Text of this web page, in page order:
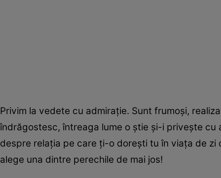
Privim la vedete cu admirație. Sunt frumoși,
îndrăgostesc, întreaga lume o știe și-i privește
despre relația pe care ți-o dorești tu în viața de
alege una dintre perechile de mai jos!